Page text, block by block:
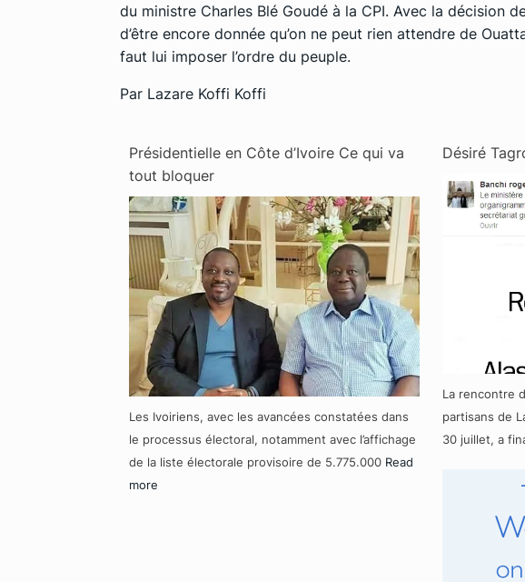
du ministre Charles Blé Goudé à la CPI. Avec la décision
d’être encore donnée qu’on ne peut rien attendre de
faut lui imposer l’ordre du peuple.
Par Lazare Koffi Koffi
Présidentielle en Côte d’Ivoire Ce qui va
tout bloquer
Les Ivoiriens, avec les avancées constatées dans
le processus électoral, notamment avec l’affichage
de la liste électorale provisoire de 5.775.000 Read
more
Désiré
La rencontre
partisans de
30 juillet, a